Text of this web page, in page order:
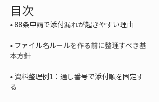
目次
•
• ファイル名ルールを作る前に整理すべき基
• 資料整理例1：通し番号で添付順を固定す